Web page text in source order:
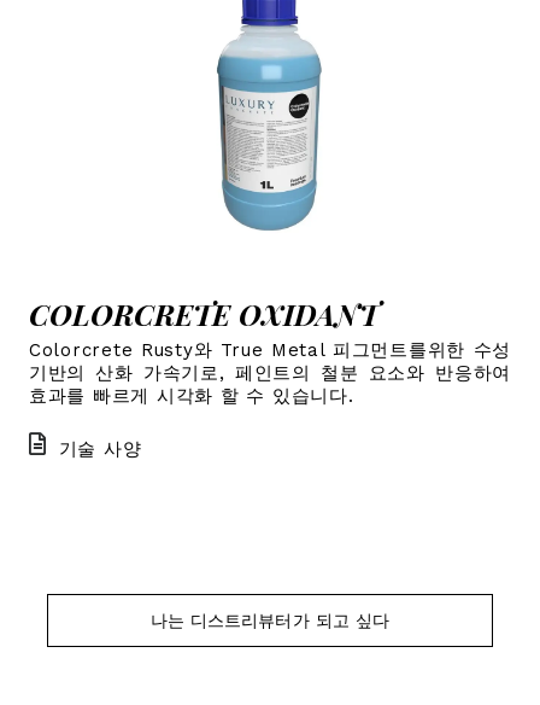
COLORCRETE OXIDANT
Colorcrete Rusty와 True Metal 피그먼트를위한 수성
기반의 산화 가속기로, 페인트의 철분 요소와 반응하여
효과를 빠르게 시각화 할 수 있습니다.
기술 사양
나는 디스트리뷰터가 되고 싶다